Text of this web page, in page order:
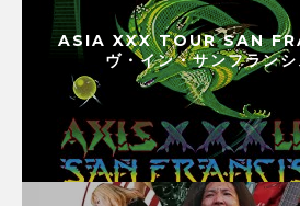
ASIA XXX TOUR SAN
ヴ・イン・サンフラン